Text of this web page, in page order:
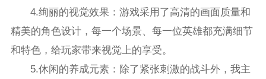
4.绚丽的视觉效果：游戏采用了高清的画面质量和
精美的角色设计，每一个场景、每一位英雄都充满细节
和特色，给玩家带来视觉上的享受。
5.休闲的养成元素：除了紧张刺激的战斗外，我主